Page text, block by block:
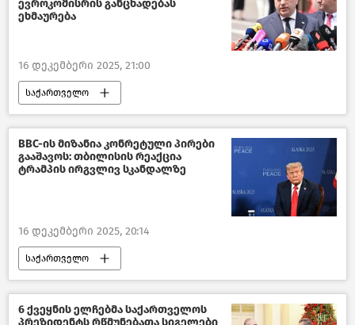
ევროკომისრის განცხადებას
ეხმაურება
16 დეკემბერი 2025, 21:00
საქართველო
საქართველო-ევროკავშირის ურთიერთობები
ევროკავშირი
პოლიტიკა საქართველოში
საქართველოს პარლამენტის თავმჯდომარე
ახალი ამბები
BBC-ის მიზანია კონრეტული პირები
გააშავოს: თბილისის რეაქცია
ტრამპის ირგვლივ სკანდალზე
16 დეკემბერი 2025, 20:14
საქართველო
საქართველოს სახელმწიფო უსაფრთხოების სამსახური - სუსი
აშშ ქართული ოცნება
6 ქვეყნის ელჩებმა საქართველოს
პრეზიდენტს რწმუნებათა სიგელები